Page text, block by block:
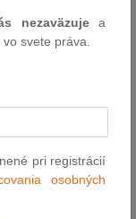
EÚ aj Európskom
Genku, ktoré je
a naštartovaním
inovácie a zelené
nezaväzujea
svete práva.
pri registrácií
osobných